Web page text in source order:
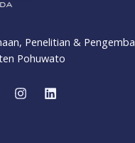
Penelitian &
Pohuwato